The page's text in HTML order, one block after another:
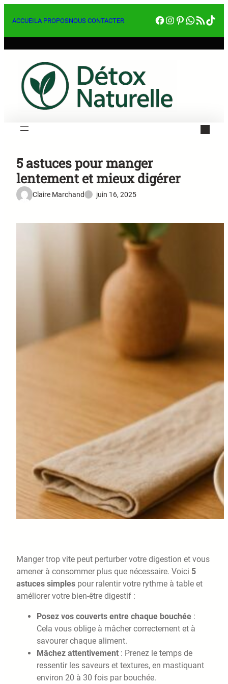
auACCUEILA PROPOSNOUS CONTACTER Facebook
Instagram
Pinterest
RSS Feed
5 astuces pour manger
lentement et mieux digérer
Claire Marchand juin 16, 2025
Manger trop vite peut perturber votre digestion et vous
amener à consommer plus que nécessaire. Voici 5
astuces simples pour ralentir votre rythme à table et
améliorer votre bien-être digestif :
Posez vos couverts entre chaque bouchée :
Cela vous oblige à mâcher correctement et à
savourer chaque aliment.
Mâchez attentivement : Prenez le temps de
ressentir les saveurs et textures, en mastiquant
environ 20 à 30 fois par bouchée.